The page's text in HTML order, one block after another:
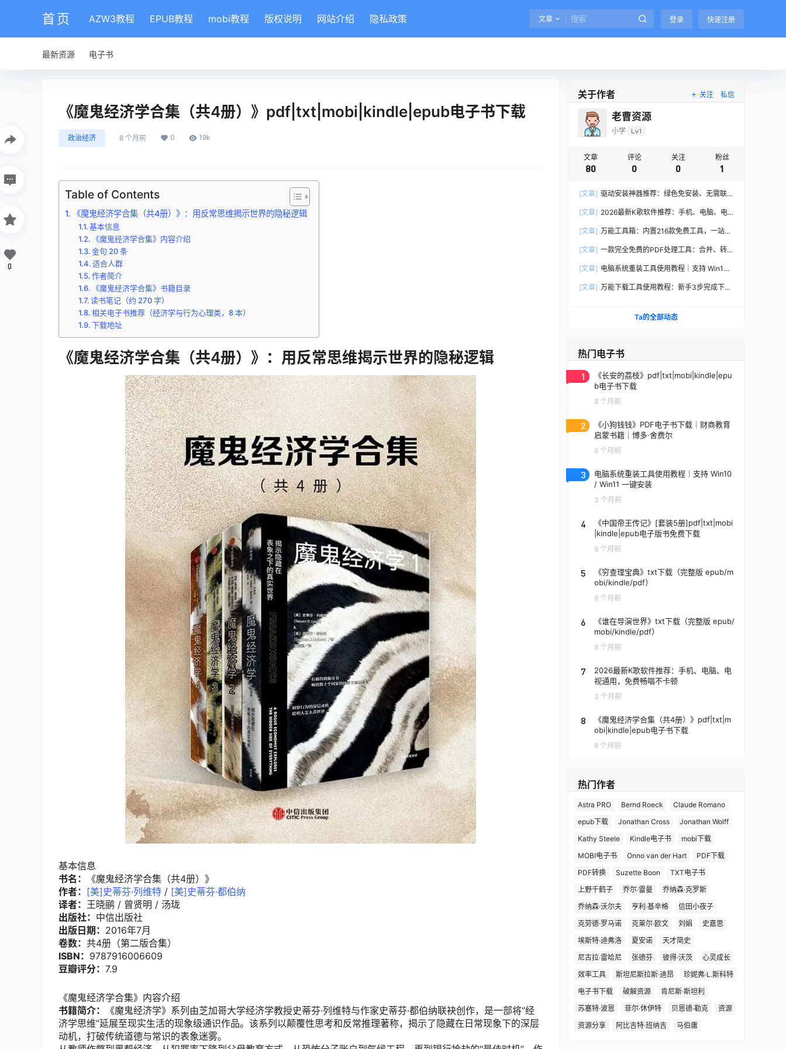
首页 AZW3教程 EPUB教程 mobi教程 版权说明 网站介绍 隐私政策 文章 登录 快速注册
最新资源 电子书
《魔鬼经济学合集（共4册）》pdf|txt|mobi|kindle|epub电子书下载
政治经济 8 个月前 0 19k
Table of Contents
《魔鬼经济学合集（共4册）》：用反常思维揭示世界的隐秘逻辑
基本信息
《魔鬼经济学合集》内容介绍
金句 20 条
适合人群
作者简介
《魔鬼经济学合集》书籍目录
读书笔记（约 270 字）
相关电子书推荐（经济学与行为心理类，8 本）
下载地址
《魔鬼经济学合集（共4册）》：用反常思维揭示世界的隐秘逻辑
基本信息
书名：
《魔鬼经济学合集（共4册）》
作者： [美]史蒂芬·列维特 / [美]史蒂芬·都伯纳
译者： 王晓鹂 / 曾贤明 / 汤珑
出版社： 中信出版社
出版日期： 2016年7月
卷数： 共4册（第二版合集）
ISBN： 9787916006609
豆瓣评分： 7.9
《魔鬼经济学合集》内容介绍
书籍简介：
《魔鬼经济学》系列由芝加哥大学经济学教授史蒂芬·列维特与作家史蒂芬·都伯纳联袂创作，是一部将“经
济学思维”延展至现实生活的现象级通识作品。该系列以颠覆性思考和反常推理著称，揭示了隐藏在日常现象下的深层
动机，打破传统道德与常识的表象迷雾。
0
关于作者 关注 私信
老曹资源
小学 Lv1
文章
80
评论
0
关注
0
粉丝
1
[文章] 驱动安装神器推荐：绿色免安装、无需联
[文章] 2026最新K歌软件推荐：手机、电脑、电
[文章] 万能工具箱：内置216款免费工具，一站式
[文章] 一款完全免费的PDF处理工具：合并、转
[文章] 电脑系统重装工具使用教程｜支持 Win10 /
[文章] 万能下载工具使用教程：新手3步完成下
Ta的全部动态
热门电子书
1
《长安的荔枝》pdf|txt|mobi|kindle|epu
b电子书下载
8 个月前
2
《小狗钱钱》PDF电子书下载｜财商教育
启蒙书籍｜博多·舍费尔
6 个月前
3
电脑系统重装工具使用教程｜支持 Win10
/ Win11 一键安装
3 个月前
4
《中国帝王传记》[套装5册]pdf|txt|mobi
|kindle|epub电子版书免费下载
9 个月前
5
《穷查理宝典》txt下载（完整版 epub/m
obi/kindle/pdf）
6 个月前
6
《谁在导演世界》txt下载（完整版 epub/
mobi/kindle/pdf）
8 个月前
7
2026最新K歌软件推荐：手机、电脑、电
视通用，免费畅唱不卡顿
3 个月前
8
《魔鬼经济学合集（共4册）》pdf|txt|m
obi|kindle|epub电子书下载
8 个月前
热门作者
Astra PRO Bernd Roeck
Claude Romano
epub下载
Jonathan Cross
Jonathan Wolff
Kathy Steele
Kindle电子书
mobi下载
MOBI电子书
Onno van der Hart
PDF下载
PDF转换
Suzette Boon
TXT电子书
上野千鹤子
乔尔·雷曼
乔纳森·克罗斯
乔纳森·沃尔夫
亨利·基辛格
信田小夜子
克劳德·罗马诺
克莱尔·欧文 刘娟
史嘉思
埃斯特·迪弗洛
夏安诺
天才简史
尼古拉·雷哈尼
张德芬 彼得·沃茨
心灵成长
效率工具
斯坦尼斯拉斯·迪昂
珍妮弗·L.斯科特
电子书下载
破解资源
肯尼斯·斯坦利
苏塞特·波恩
菲尔·休伊特 贝恩德·勒克
资源
资源分享
阿比吉特·班纳吉 马伯庸